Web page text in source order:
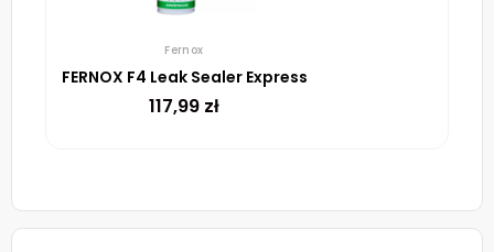
Fernox
FERNOX F4 Leak Sealer Express
117,99 zł